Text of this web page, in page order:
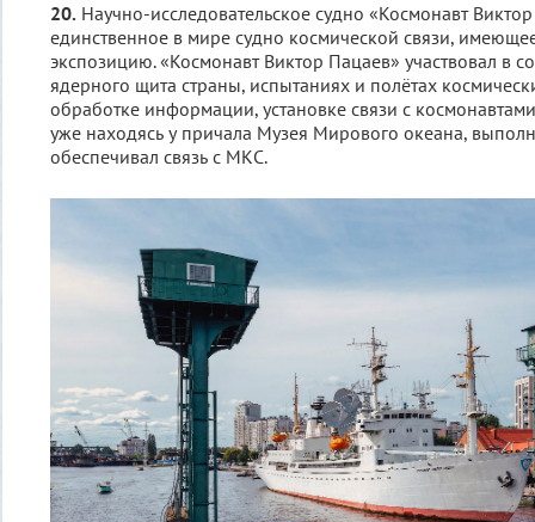
20. Научно-исследовательское судно «Космонавт
единственное в мире судно космической связи,
экспозицию. «Космонавт Виктор Пацаев» участвовал в
ядерного щита страны, испытаниях и полётах
обработке информации, установке связи с
уже находясь у причала Музея Мирового океана,
обеспечивал связь с МКС.